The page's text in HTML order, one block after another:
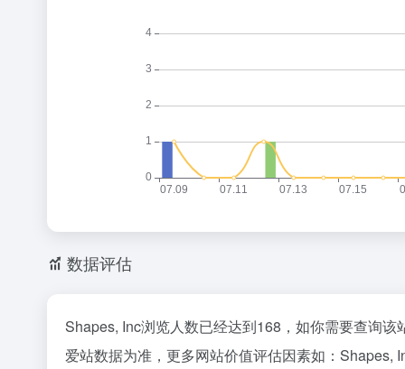
数据评估
Shapes, Inc浏览人数已经达到168，如你需要查询
爱站数据为准，更多网站价值评估因素如：Shapes,